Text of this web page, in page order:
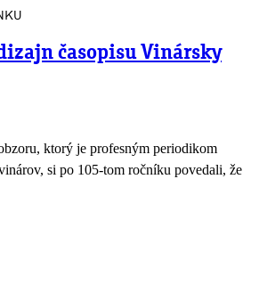
časopisu Vinársky
ktorý je profesným periodikom
si po 105-tom ročníku povedali, že